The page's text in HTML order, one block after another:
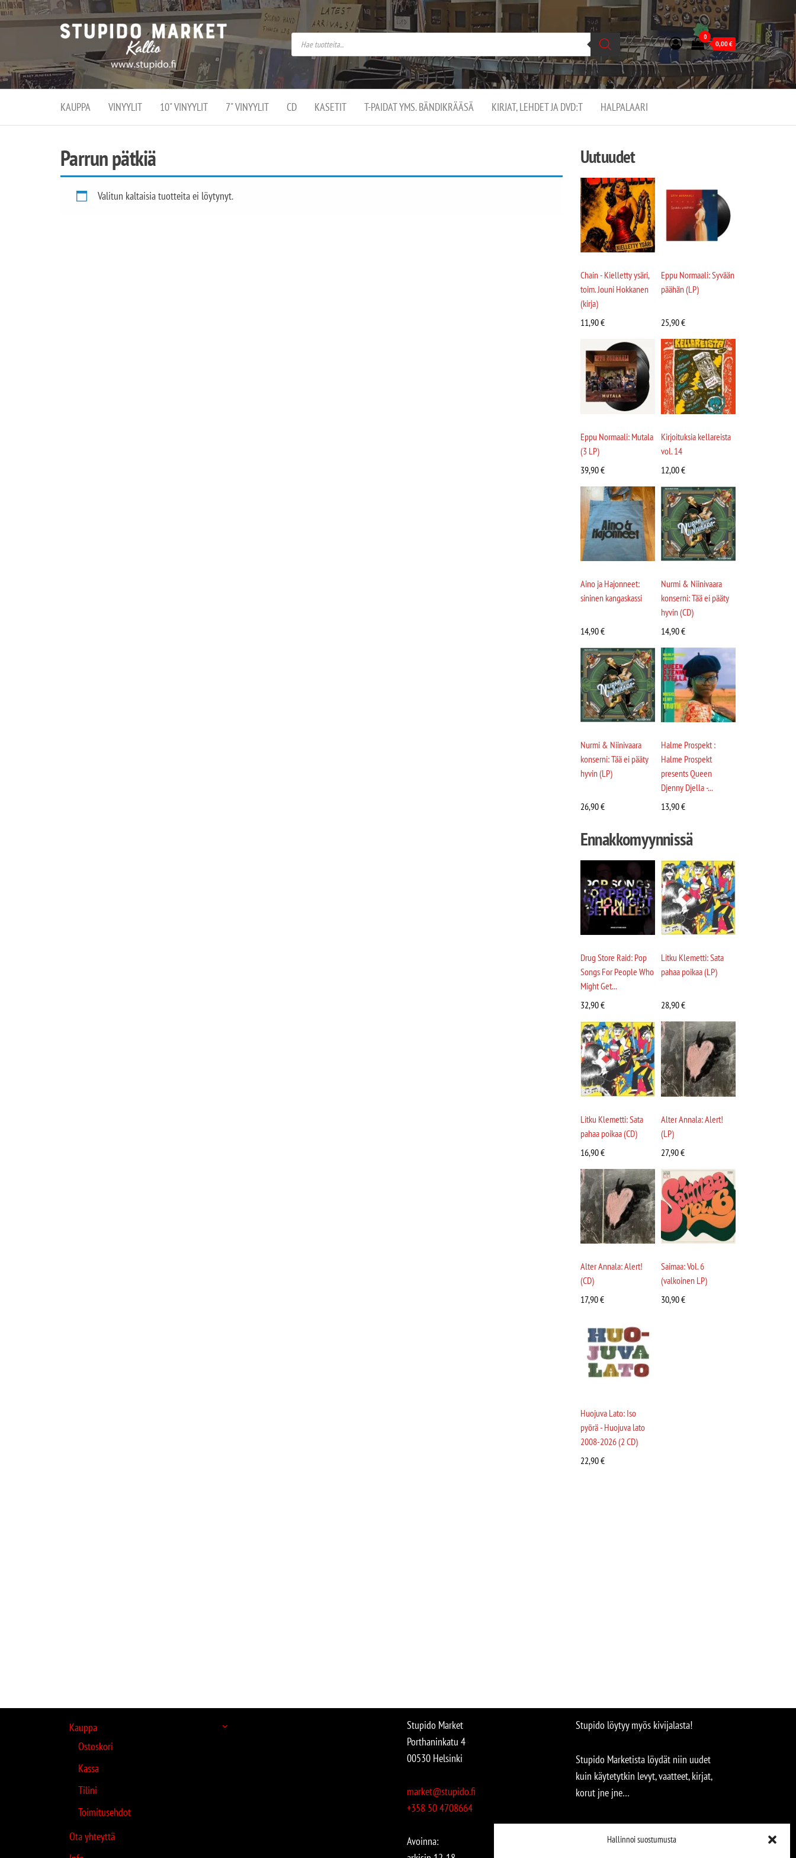
Hallinnoi suostumusta
Stupido
Market –
verkossa
ja
kivijalassa
Stupido Market on
vaihtoehtomusaan
erikoistunut
verkko- sekä
kivijalkakauppa
Helsingissä
Kallion
0
0,00€
KAUPPA VINYYLIT 10" VINYYLIT 7" VINYYLIT CD KASETIT T-PAIDAT YMS. BÄNDIKRÄÄSÄ KIRJAT, LEHDET JA DVD:T HALPALAARI
Parrun pätkiä
Valitun kaltaisia tuotteita ei löytynyt.
Uutuudet
Chain - Kielletty ysäri,
toim. Jouni Hokkanen
(kirja)
11,90€
Eppu Normaali: Syvään
päähän (LP)
25,90€
Eppu Normaali: Mutala
(3 LP)
39,90€
Kirjoituksia kellareista
vol. 14
12,00€
Aino ja Hajonneet:
sininen kangaskassi
14,90€
Nurmi & Niinivaara
konserni: Tää ei pääty
hyvin (CD)
14,90€
Nurmi & Niinivaara
konserni: Tää ei pääty
hyvin (LP)
26,90€
Halme Prospekt :
Halme Prospekt
presents Queen
Djenny Djella -...
13,90€
Ennakkomyynnissä
Drug Store Raid: Pop
Songs For People Who
Might Get...
32,90€
Litku Klemetti: Sata
pahaa poikaa (LP)
28,90€
Litku Klemetti: Sata
pahaa poikaa (CD)
16,90€
Alter Annala: Alert!
(LP)
27,90€
Alter Annala: Alert!
(CD)
17,90€
Saimaa: Vol. 6
(valkoinen LP)
30,90€
Huojuva Lato: Iso
pyörä - Huojuva lato
2008-2026 (2 CD)
22,90€
Kauppa
Ostoskori
Kassa
Tilini
Toimitusehdot
Ota yhteyttä
Stupido Market
Porthaninkatu 4
00530 Helsinki
market@stupido.fi
+358 50 4708664
Avoinna:
Stupido löytyy myös kivijalasta!
Stupido Marketista löydät niin uudet
kuin käytetytkin levyt, vaatteet, kirjat,
korut jne jne…